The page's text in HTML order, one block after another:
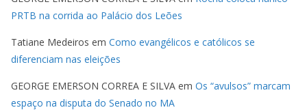
PRTB na corrida ao Palácio dos Leões
Tatiane Medeiros em Como evangélicos e católicos se
diferenciam nas eleições
GEORGE EMERSON CORREA E SILVA em Os “avulsos” marcam
espaço na disputa do Senado no MA